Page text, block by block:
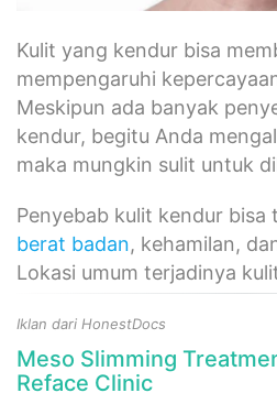
Kulit yang kendur bisa
mempengaruhi
Meskipun ada banyak
kendur, begitu Anda
maka mungkin sulit untuk
Penyebab kulit kendur bisa
berat badan, kehamilan,
Lokasi umum terjadinya
Iklan dari HonestDocs
Meso Slimming
Reface Clinic